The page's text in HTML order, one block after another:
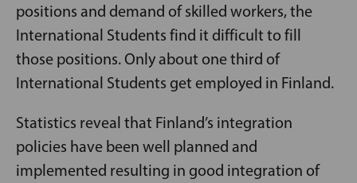
positions and demand of skilled workers, the
International Students find it difficult to fill
those positions. Only about one third of
International Students get employed in Finland.
Statistics reveal that Finland’s integration
policies have been well planned and
implemented resulting in good integration of